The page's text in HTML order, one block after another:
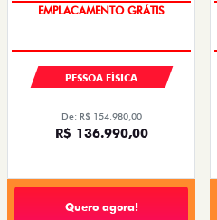
OPORTUNIDADE
PESSOA FÍSICA
De: R$ 154.980,00
R$ 136.990,00
Quero agora!